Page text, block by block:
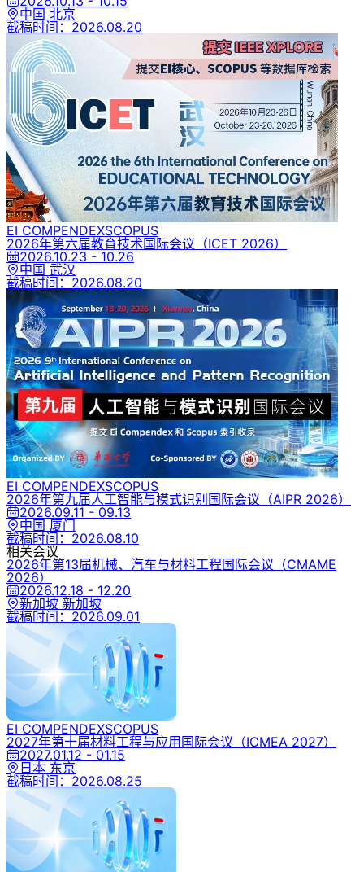
中国 北京
截稿时间： 2026.08.20
EI COMPENDEXSCOPUS
2026年第六届教育技术国际会议 （ICET 2026）
2026.10.23 - 10.26
中国 武汉
截稿时间： 2026.08.20
EI COMPENDEXSCOPUS
2026年第九届人工智能与模式识别国际会议 （AIPR 2026）
2026.09.11 - 09.13
中国 厦门
截稿时间： 2026.08.10
相关会议
2026年第13届机械、汽车与材料工程国际会议 （CMAME
2026）
2026.12.18 - 12.20
新加坡 新加坡
截稿时间： 2026.09.01
EI COMPENDEXSCOPUS
2027年第十届材料工程与应用国际会议 （ICMEA 2027）
2027.01.12 - 01.15
日本 东京
截稿时间： 2026.08.25